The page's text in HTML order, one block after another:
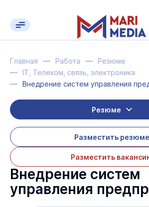
Главная Работа
Резюме
IT, Телеком, связь, электроника
Внедрение систем управления
Разместить резюме
Разместить
Резюме
Внедрение систем
управления